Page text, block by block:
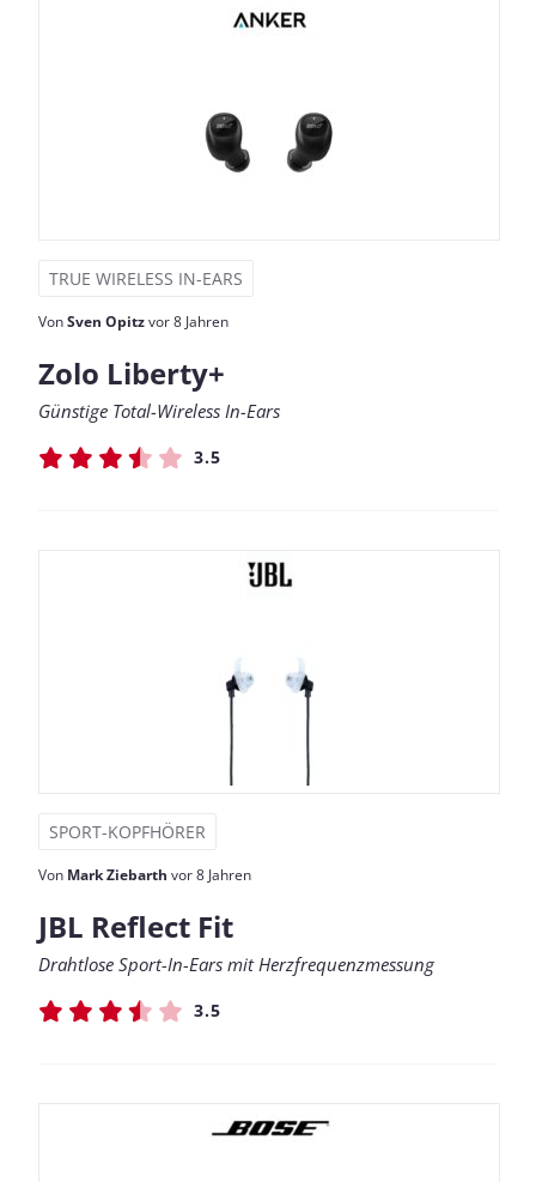
TRUE WIRELESS IN-EARS
VonSven Opitzvor 8 Jahren
Zolo Liberty+
Günstige Total-Wireless In-Ears
3.5
SPORT-KOPFHÖRER
Von Mark Ziebarth vor 8 Jahren
JBL Reflect Fit
Drahtlose Sport-In-Ears mit Herzfrequenzmessung
3.5